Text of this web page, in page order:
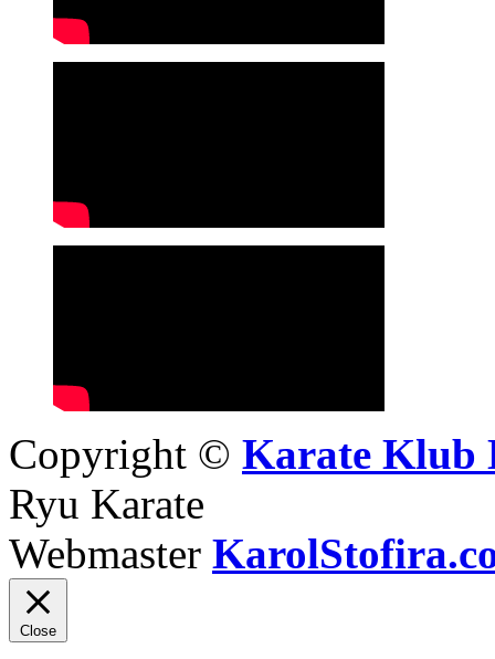
Copyright © Karate Klub
Ryu Karate
Webmaster
Close